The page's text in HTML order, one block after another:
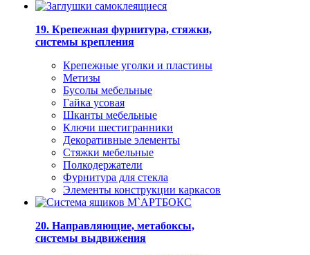
19. Крепежная фурнитура, стяжки,
системы крепления
Крепежные уголки и пластины
Метизы
Бусолы мебельные
Гайка усовая
Шканты мебельные
Ключи шестигранники
Декоративные элементы
Стяжки мебельные
Полкодержатели
Фурнитура для стекла
Элементы конструкции каркасов
20. Направляющие, метабоксы,
системы выдвижения